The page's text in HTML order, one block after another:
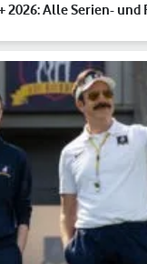
2026: Alle Serien-